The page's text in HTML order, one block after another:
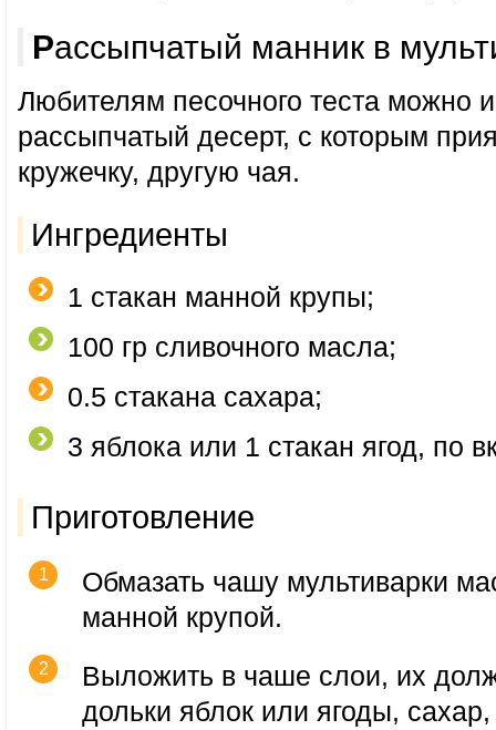
Рассыпчатый манник в
Любителям песочного теста можно
рассыпчатый десерт, с которым
кружечку, другую чая.
Ингредиенты
1 стакан манной крупы;
100 гр сливочного масла;
0.5 стакана сахара;
3 яблока или 1 стакан ягод, по
Приготовление
Обмазать чашу мультиварки
манной крупой.
Выложить в чаше слои, их
дольки яблок или ягоды,